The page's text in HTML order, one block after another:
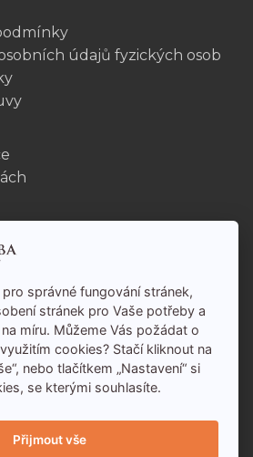
údajů fyzických osob
správné fungování stránek,
stránek pro Vaše potřeby a
míru. Můžeme Vás požádat o
cookies? Stačí kliknout na
nebo tlačítkem „Nastavení“ si
se kterými souhlasíte.
Přijmout vše